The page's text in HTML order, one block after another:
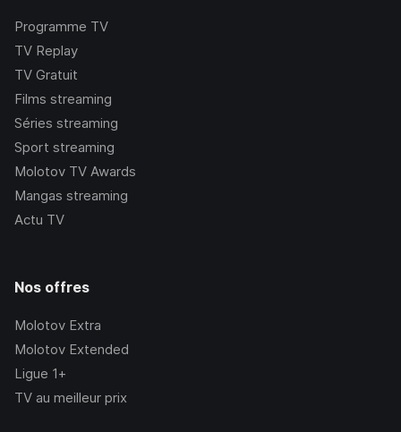
Programme TV
TV Replay
TV Gratuit
Films streaming
Séries streaming
Sport streaming
Molotov TV Awards
Mangas streaming
Actu TV
Nos offres
Molotov Extra
Molotov Extended
Ligue 1+
TV au meilleur prix